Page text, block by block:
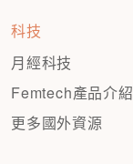
科技
月經科技
Femtech產品介紹
更多國外資源